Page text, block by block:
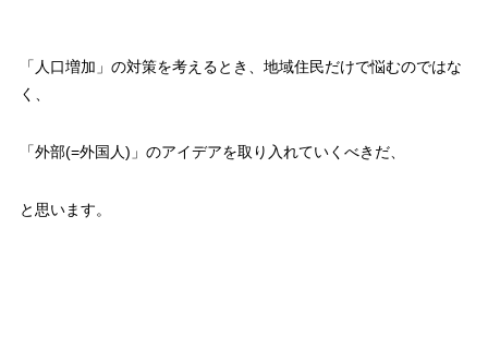
「人口増加」の対策を考えるとき、地域住民だけで悩むのではな
く、
「外部(=外国人)」のアイデアを取り入れていくべきだ、
と思います。